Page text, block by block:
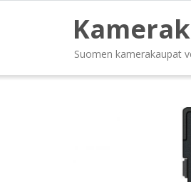
Suomen kamerakaupat